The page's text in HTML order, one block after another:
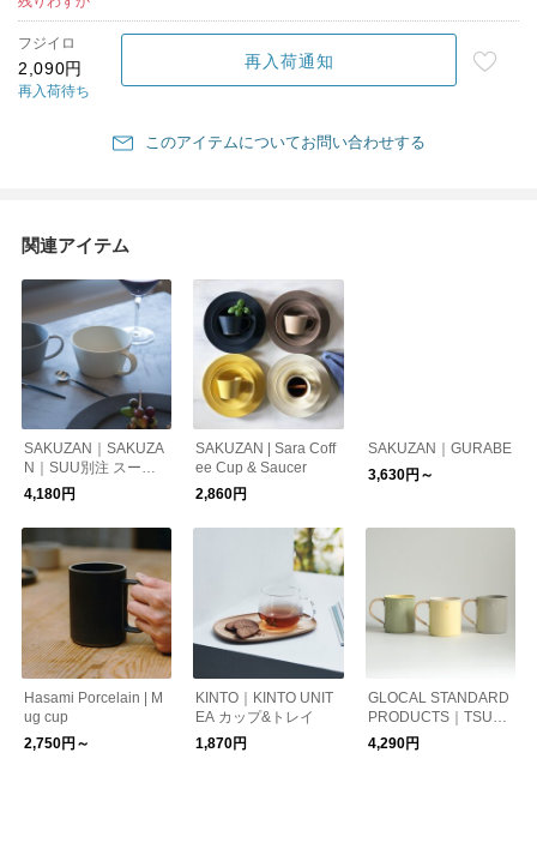
フジイロ
2,090円
再入荷待ち
再入荷通知
このアイテムについてお問い合わせする
関連アイテム
SAKUZAN｜SAKUZA
N｜SUU別注 スープ
カップ2個セット
4,180円
SAKUZAN | Sara Coff
ee Cup & Saucer
2,860円
SAKUZAN｜GURABE
3,630円～
Hasami Porcelain | M
ug cup
2,750円～
KINTO｜KINTO UNIT
EA カップ&トレイ
1,870円
GLOCAL STANDARD
PRODUCTS｜TSUBA
ME RATTAN Mug / L s
ize
4,290円